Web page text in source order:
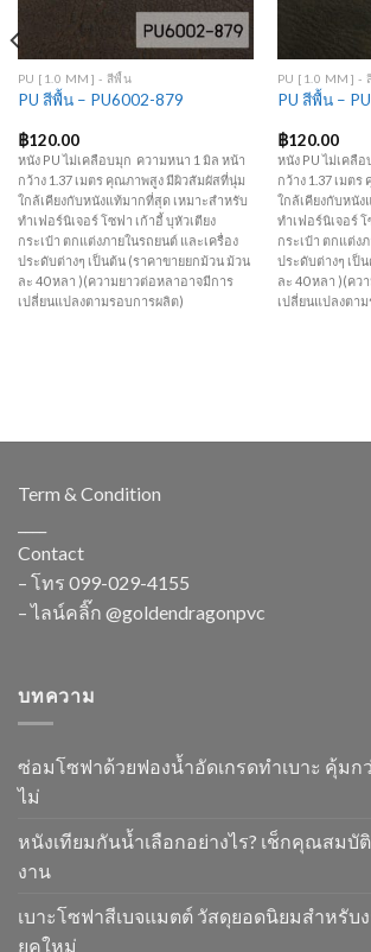
PU [1.0 MM] - สีพื้น
PU สีพื้น – PU6002-879
฿120.00
หนัง PU ไม่เคลือบมุก ความหนา 1 มิล หน้า
กว้าง 1.37 เมตร คุณภาพสูง มีผิวสัมผัสที่นุ่ม
ใกล้เคียงกับหนังแท้มากที่สุด เหมาะสำหรับ
ทำเฟอร์นิเจอร์ โซฟา เก้าอี้ บุหัวเตียง
กระเป๋า ตกแต่งภายในรถยนต์ และเครื่อง
ประดับต่างๆ เป็นต้น (ราคาขายยกม้วน ม้วน
ละ 40 หลา )(ความยาวต่อหลาอาจมีการ
เปลี่ยนแปลงตามรอบการผลิต)
PU [1.0 MM] -
PU สีพื้น –
฿120.00
หนัง PU ไม่เคลื
กว้าง 1.37 เมต
ใกล้เคียงกับหนั
ทำเฟอร์นิเจอร์
กระเป๋า ตกแต่ง
ประดับต่างๆ เป็
ละ 40 หลา )(คว
เปลี่ยนแปลงตา
Term & Condition
Contact
– โทร 099-029-4155
– ไลน์คลิ๊ก @goldendragonpvc
บทความ
ซ่อมโซฟาด้วยฟองน้ำอัดเกรดทำเบาะ คุ้มก
ไม่
หนังเทียมกันน้ำเลือกอย่างไร? เช็กคุณสมบั
งาน
เบาะโซฟาสีเบจแมตต์ วัสดุยอดนิยมสำหรับ
ยุคใหม่